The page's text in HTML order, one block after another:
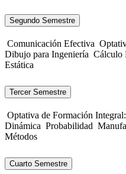
Segundo Semestre
Comunicación Efectiva
Dibujo para Ingeniería Cálculo
Estática
Tercer Semestre
Optativa de Formación
Dinámica Probabilidad
Métodos
Cuarto Semestre